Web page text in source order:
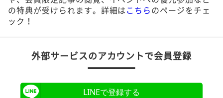
の特典が受けられます。詳細は こちら のページをチェ
ック！
外部サービスのアカウントで会員登録
LINEで登録する